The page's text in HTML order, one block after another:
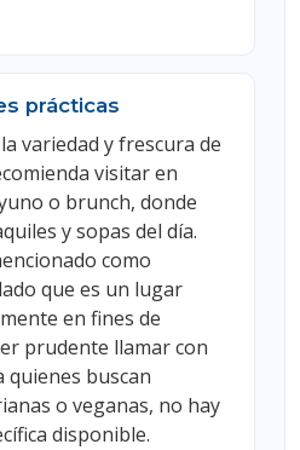
prácticas
variedad y frescura de
visitar en
o brunch, donde
y sopas del día.
como
que es un lugar
en fines de
prudente llamar con
quienes buscan
o veganas, no hay
disponible.